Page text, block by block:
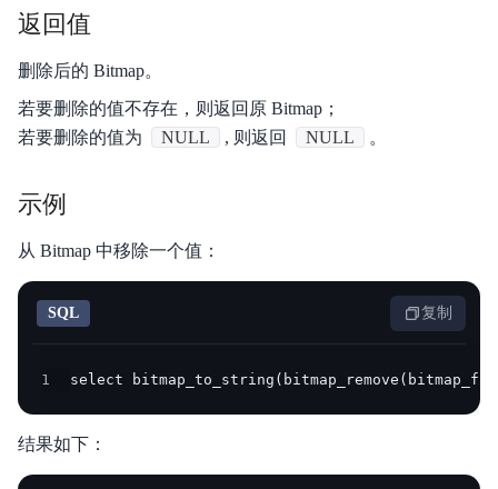
Palo for PostgreSQL
返回值
删除后的 Bitmap。
若要删除的值不存在，则返回原 Bitmap；
若要删除的值为
NULL , 则返回 NULL 。
示例
从 Bitmap 中移除一个值：
SQL 复制
1 select
结果如下：